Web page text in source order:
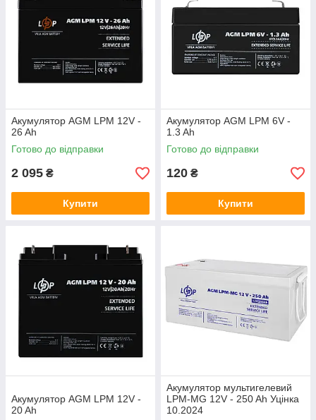
Акумулятор AGM LPM 12V -
26 Ah
Готово до відправки
2 095 ₴
Купити
Акумулятор AGM LPM 6V -
1.3 Ah
Готово до відправки
120 ₴
Купити
Акумулятор AGM LPM 12V -
20 Ah
Акумулятор мультигелевий
LPM-MG 12V - 250 Ah Уцінка
10.2024